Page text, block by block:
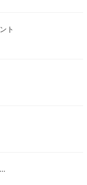
ト